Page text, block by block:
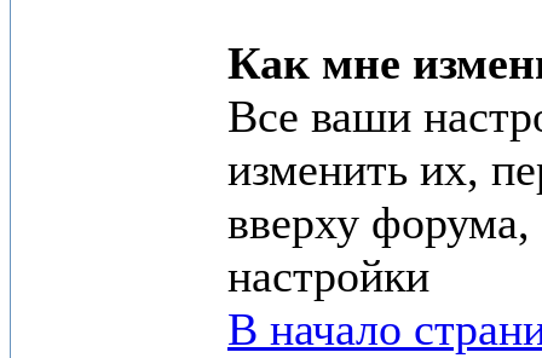
Как мне
Все ваши
изменить их,
вверху
настройки
В начало